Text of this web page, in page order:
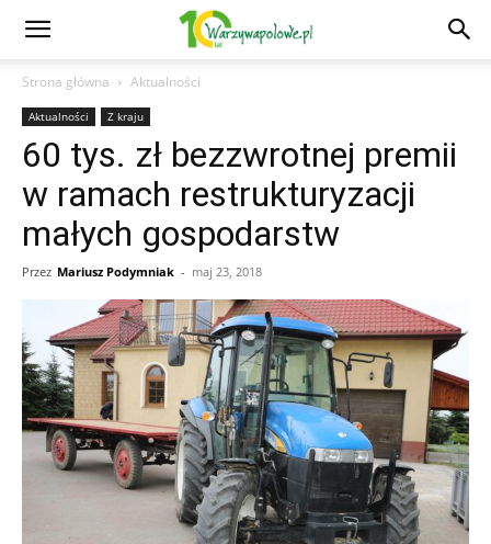
Strona główna Aktualności
Aktualności Z kraju
60 tys. zł bezzwrotnej premii
w ramach restrukturyzacji
małych gospodarstw
Przez Mariusz Podymniak - maj 23, 2018